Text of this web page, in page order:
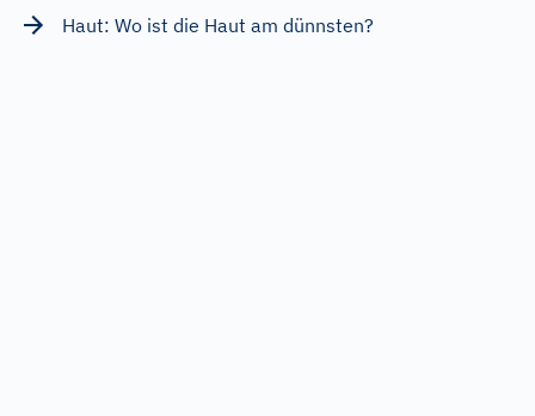
Haut: Wo ist die Haut am dünnsten?